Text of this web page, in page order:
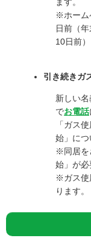
ます。
※ホーム
日前（
10日前
引き続きガ
新しい
でお電話
「ガス
始」につ
※同居を
始」が必
※ガス使
ります。